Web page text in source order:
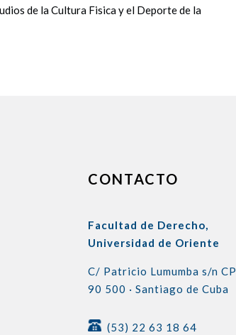
de la Cultura Fisica y el Deporte de la
CONTACTO
Facultad de Derecho,
Universidad de Oriente
C/ Patricio Lumumba s/n CP
90 500 · Santiago de Cuba
(53) 22 63 18 64